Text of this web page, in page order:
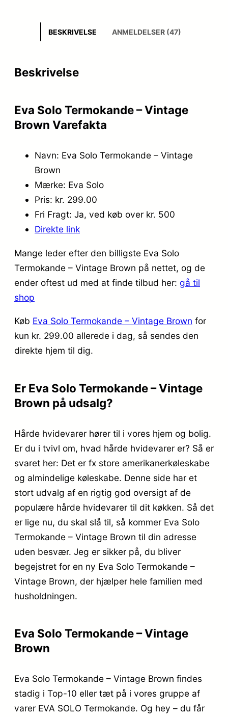
BESKRIVELSE ANMELDELSER (47)
Beskrivelse
Eva Solo Termokande – Vintage
Brown Varefakta
Navn: Eva Solo Termokande – Vintage
Brown
Mærke: Eva Solo
Pris: kr. 299.00
Fri Fragt: Ja, ved køb over kr. 500
Direkte link
Mange leder efter den billigste Eva Solo
Termokande – Vintage Brown på nettet, og de
ender oftest ud med at finde tilbud her: gå til
shop
Køb Eva Solo Termokande – Vintage Brown for
kun kr. 299.00 allerede i dag, så sendes den
direkte hjem til dig.
Er Eva Solo Termokande – Vintage
Brown på udsalg?
Hårde hvidevarer hører til i vores hjem og bolig.
Er du i tvivl om, hvad hårde hvidevarer er? Så er
svaret her: Det er fx store amerikanerkøleskabe
og almindelige køleskabe. Denne side har et
stort udvalg af en rigtig god oversigt af de
populære hårde hvidevarer til dit køkken. Så det
er lige nu, du skal slå til, så kommer Eva Solo
Termokande – Vintage Brown til din adresse
uden besvær. Jeg er sikker på, du bliver
begejstret for en ny Eva Solo Termokande –
Vintage Brown, der hjælper hele familien med
husholdningen.
Eva Solo Termokande – Vintage
Brown
Eva Solo Termokande – Vintage Brown findes
stadig i Top-10 eller tæt på i vores gruppe af
varer EVA SOLO Termokande. Og hey – du får